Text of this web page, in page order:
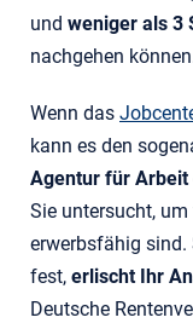
und weniger als 3
nachgehen
Wenn das
kann es den
Agentur für Arbeit
Sie untersucht,
erwerbsfähig sind.
fest, erlischt Ihr
Deutsche